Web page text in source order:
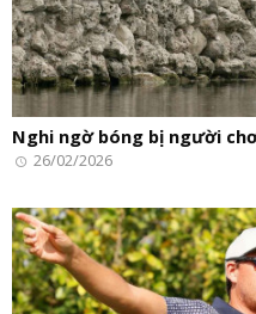
Nghi ngờ bóng bị người
26/02/2026